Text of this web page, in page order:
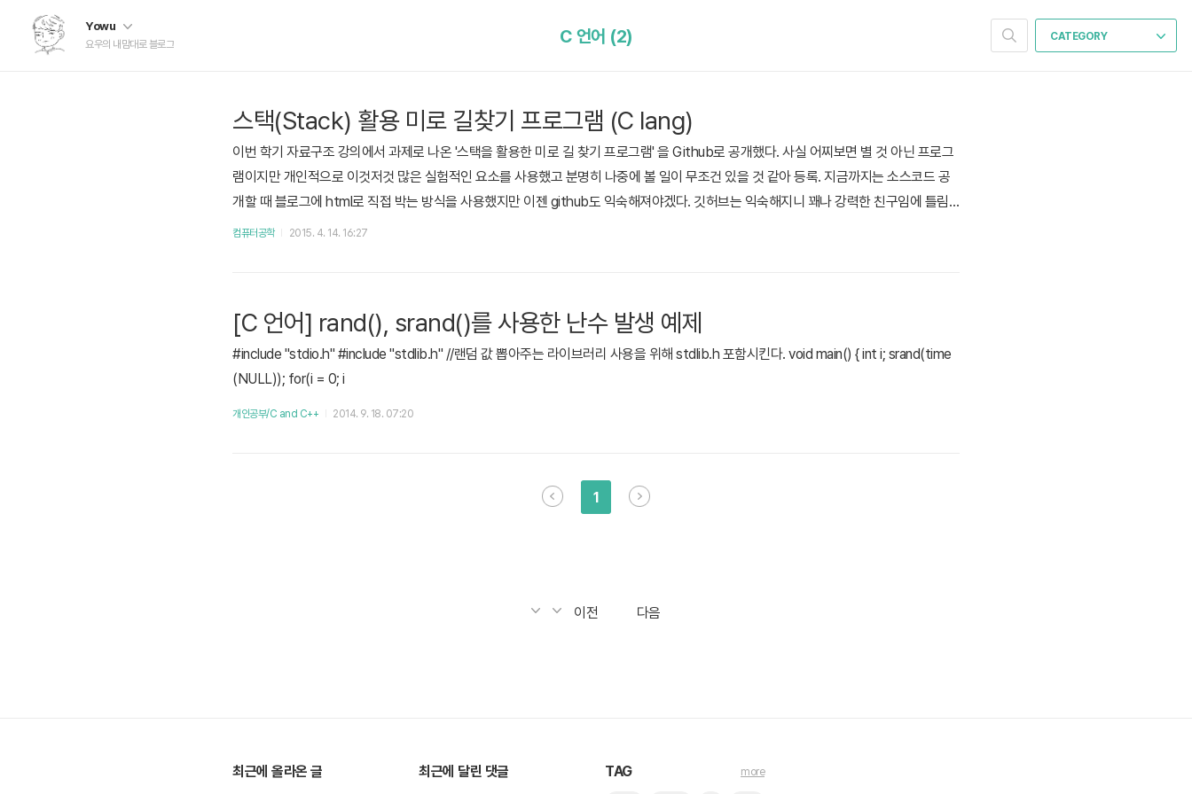
Yowu
요우의 내맘대로 블로그
CATEGORY
C 언어 (2)
스택(Stack) 활용 미로 길찾기 프로그램 (C lang)
이번 학기 자료구조 강의에서 과제로 나온 '스택을 활용한 미로 길 찾기 프로그램' 을 Github로 공개했다. 사실 어찌보면 별 것 아닌 프로그
램이지만 개인적으로 이것저것 많은 실험적인 요소를 사용했고 분명히 나중에 볼 일이 무조건 있을 것 같아 등록. 지금까지는 소스코드 공
개할 때 블로그에 html로 직접 박는 방식을 사용했지만 이젠 github도 익숙해져야겠다. 깃허브는 익숙해지니 꽤나 강력한 친구임에 틀림
없다.기존의 미로 문제와 다른 점이 있다면 대각선으로도 이동이 가능하다는점?하여튼 공개한 소스 코드는 다음 github 링크로 확인 가능
컴퓨터공학 2015. 4. 14. 16:27
[C 언어] rand(), srand()를 사용한 난수 발생 예제
#include "stdio.h" #include "stdlib.h" //랜덤 값 뽑아주는 라이브러리 사용을 위해 stdlib.h 포함시킨다. void main() { int i; srand(time
(NULL)); for(i = 0; i
개인공부/C and C++ 2014. 9. 18. 07:20
1
이전 다음
최근에 올라온 글 최근에 달린 댓글 TAG more